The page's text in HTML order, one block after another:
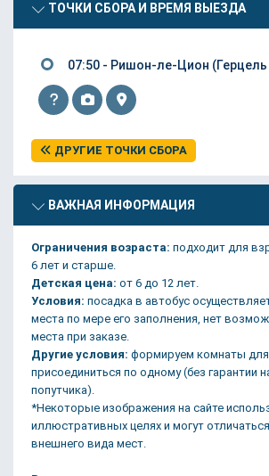
ТОЧКИ СБОРА И ВРЕМЯ ВЫЕЗДА
07:50 - Ришон-ле-Цион (Герцель
ДРУГИЕ ТОЧКИ СБОРА
ВАЖНАЯ ИНФОРМАЦИЯ
Ограничения возраста: подходит для
6 лет и старше.
Детская цена: от 6 до 12 лет.
Условия: посадка в автобус
места по мере его заполнения, нет
места при заказе.
Другие условия: формируем комнаты
присоединиться по одному (без гарантии
попутчика).
*Некоторые изображения на сайте
иллюстративных целях и могут
внешнего вида мест.